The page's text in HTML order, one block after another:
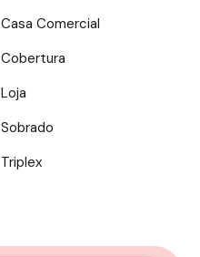
Casa Comercial
Cobertura
Loja
Sobrado
Triplex